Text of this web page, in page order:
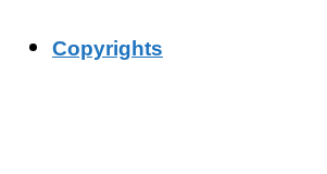
Copyrights